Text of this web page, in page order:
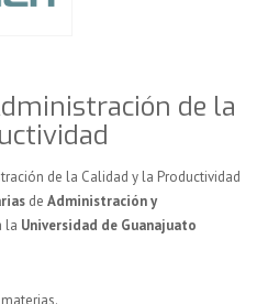
de la
de la Calidad y la Productividad
de Administración y
la Universidad de Guanajuato
materias.